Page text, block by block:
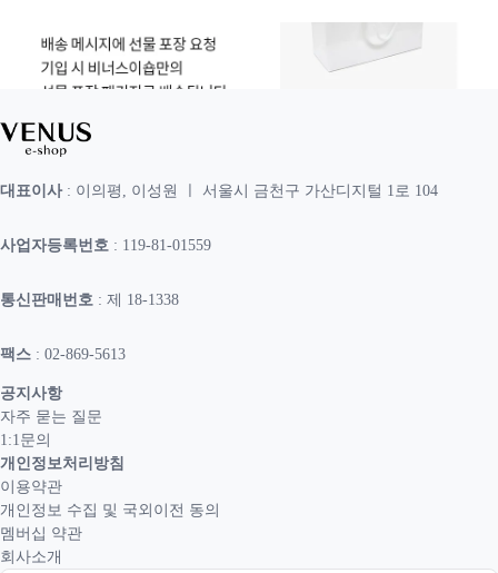
대표이사: 이의평, 이성원 ㅣ 서울시 금천구 가산디지털 1로 104
사업자등록번호 : 119-81-01559
통신판매번호 : 제 18-1338
팩스 : 02-869-5613
공지사항
자주 묻는 질문
1:1문의
개인정보처리방침
이용약관
개인정보 수집 및 국외이전 동의
멤버십 약관
회사소개